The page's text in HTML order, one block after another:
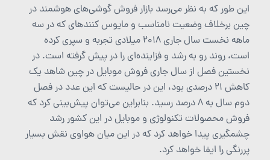
این طور که به نظر می‌رسد بازار فروش گوشی‌های هوشمند در
چین برخلاف وضعیت نامناسب و مایوس کنندهای که در سه
ماهه نخست سال جاری ۲۰۱۸ میلادی تجربه و سپری کرده
است، روند رو به رشد و فزاینده‌ای را در پیش گرفته است. در
نخستین فصل از سال جاری فروش موبایل در چین شاهد یک
کاهش ۲۱ درصدی بود، این در حالیست که این عدد در فصل
دوم سال به ۸ درصد رسید. بنابراین می‌توان پیش‌بینی کرد که
فروش محصولات تکنولوژی و موبایل در این کشور رشد
چشمگیری پیدا خواهد کرد که در این میان هواوی نقش بسیار
پررنگی را ایفا خواهد کرد.